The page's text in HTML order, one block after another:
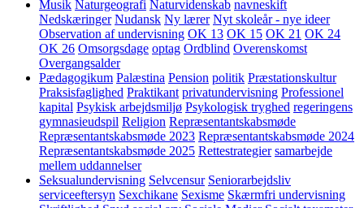
Musik Naturgeografi Naturvidenskab navneskift
Nedskæringer Nudansk Ny lærer Nyt skoleår - nye ideer
Observation af undervisning OK 13 OK 15 OK 21 OK 24
OK 26 Omsorgsdage optag Ordblind Overenskomst
Overgangsalder
Pædagogikum Palæstina Pension politik Præstationskultur
Praksisfaglighed Praktikant privatundervisning Professionel
kapital Psykisk arbejdsmiljø Psykologisk tryghed regeringens
gymnasieudspil Religion Repræsentantskabsmøde
Repræsentantskabsmøde 2023 Repræsentantskabsmøde 2024
Repræsentantskabsmøde 2025 Rettestrategier samarbejde
mellem uddannelser
Seksualundervisning Selvcensur Seniorarbejdsliv
serviceeftersyn Sexchikane Sexisme Skærmfri undervisning